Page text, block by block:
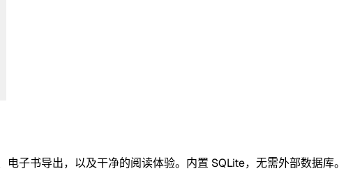
子书导出，以及干净的阅读体验。内置 SQLite，无需外部数据库。